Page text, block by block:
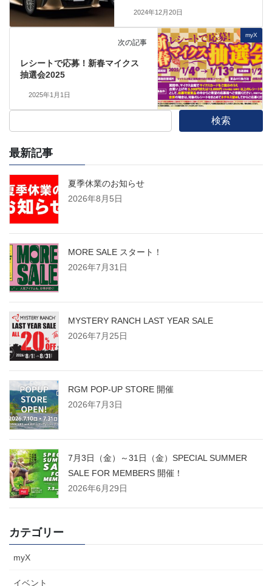
2024年12月20日
myX
次の記事
レシートで応募！新春マイクス
抽選会2025
2025年1月1日
検索
最新記事
夏季休業のお知らせ
2026年8月5日
MORE SALE スタート！
2026年7月31日
MYSTERY RANCH LAST YEAR SALE
2026年7月25日
RGM POP-UP STORE 開催
2026年7月3日
7月3日（金）～31日（金）SPECIAL SUMMER
SALE FOR MEMBERS 開催！
2026年6月29日
カテゴリー
myX
イベント